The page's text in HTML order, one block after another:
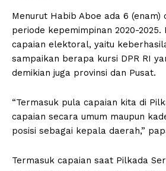
Menurut Habib Aboe ada 6 (enam)
periode kepemimpinan 2020-
capaian elektoral, yaitu
sampaikan berapa kursi DPR RI
demikian juga provinsi dan Pusat.
“Termasuk pula capaian kita di
capaian secara umum maupun
posisi sebagai kepala daerah,”
Termasuk capaian saat Pilkada